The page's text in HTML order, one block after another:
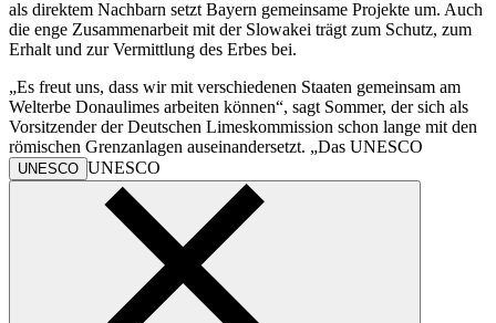
als direktem Nachbarn setzt Bayern gemeinsame Projekte um. Auch
die enge Zusammenarbeit mit der Slowakei trägt zum Schutz, zum
Erhalt und zur Vermittlung des Erbes bei.
„Es freut uns, dass wir mit verschiedenen Staaten gemeinsam am
Welterbe Donaulimes arbeiten können“, sagt Sommer, der sich als
Vorsitzender der Deutschen Limeskommission schon lange mit den
römischen Grenzanlagen auseinandersetzt. „Das UNESCO
UNESCO UNESCO